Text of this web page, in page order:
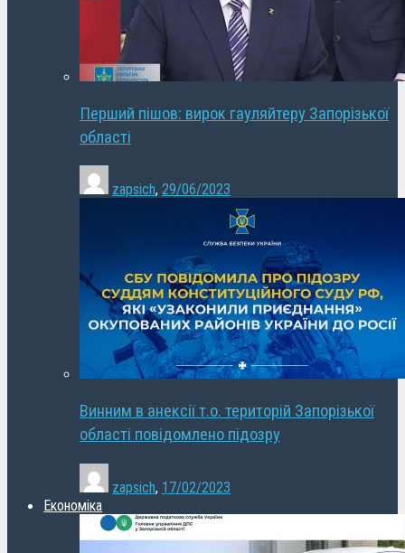
Перший пішов: вирок гауляйтеру Запорізької
області
zapsich, 29/06/2023
Винним в анексії т.о. територій Запорізької
області повідомлено підозру
zapsich, 17/02/2023
Економіка